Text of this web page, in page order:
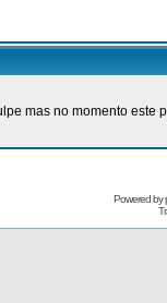
mas no momento este
Powered by